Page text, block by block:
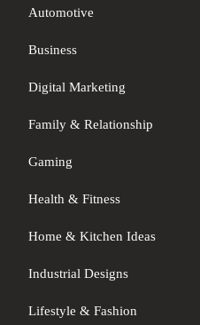
Automotive
Business
Digital Marketing
Family & Relationship
Gaming
Health & Fitness
Home & Kitchen Ideas
Industrial Designs
Lifestyle & Fashion